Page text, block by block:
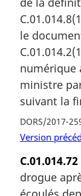
le
numérique
ministre
suivant la
DORS/2017-
Version
C.01.014.72
drogue